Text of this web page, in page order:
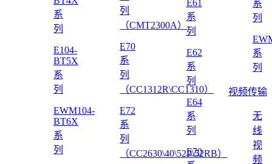
系
列
E104-
BT5X
系
列
EWM104-
BT6X
系
列
列
（CMT2300A）
E70
系
列
（CC1312R\CC1310）
E72
系
列
（CC2630\40\52P\52RB）
E61
系
列
E62
系
列
E64
系
列
E70
系
列
系
列
视频传输
无
线
视
频